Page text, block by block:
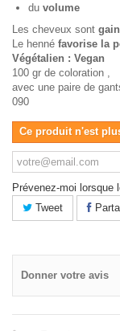
du volume
Les cheveux sont
Le henné favorise la
Végétalien : Vegan
100 gr de coloration ,
avec une paire de
090
Ce produit n'est
Prévenez-moi lorsque
Tweet
Donner votre avis